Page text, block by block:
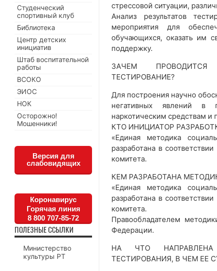
стрессовой ситуации,
Анализ результатов
мероприятия для
обучающихся, оказать им
поддержку.
ЗАЧЕМ ПРОВОДИТСЯ
ТЕСТИРОВАНИЕ?
Для построения научно
негативных явлений в
наркотическим средствам
КТО ИНИЦИАТОР
«Единая методика
разработана в
комитета.
КЕМ РАЗРАБОТАНА
«Единая методика
разработана в
комитета.
Правообладателем
Федерации.
НА ЧТО НАПРАВЛЕНА
ТЕСТИРОВАНИЯ, В ЧЕМ ЕЕ
Студенческий
спортивный клуб
Библиотека
Центр детских
инициатив
Штаб воспитательной
работы
ВСОКО
ЭИОС
НОК
Осторожно!
Мошенники!
Версия для
слабовидящих
Коронавирус
Горячая линия
8 800 707-85-72
ПОЛЕЗНЫЕ ССЫЛКИ
Министерство
культуры РТ